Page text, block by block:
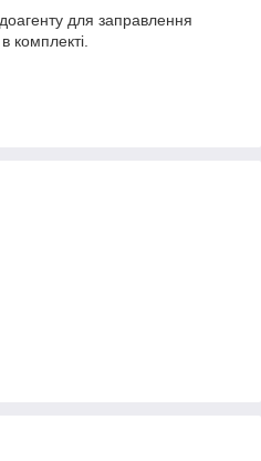
для заправлення
комплекті.